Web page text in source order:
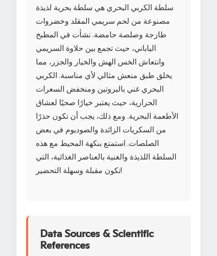
سلطة الكربي البحري هي سلطة بحرية لذيذة
مصنوعة من لحم سريمي المقلد وخضروات
طازجة وصلصة حامضة. نشأت في المطبخ
الياباني، حيث تجمع بين حلاوة السريمي
وانتعاش الخس الهش والخيار والجزر، مما
يخلق طبق منعش مثالي لأي مناسبة. الكربي
البحري غني بالبروتين ومنخفض السعرات
الحرارية، حيث يعتبر خيارًا صحيًا لعشاق
الأطعمة البحرية. ومع ذلك، يجب أن تكون حذرًا
من السكريات الزائدة والصوديوم في بعض
الصلصات. استمتع بنكهة المحيط مع هذه
السلطة اللذيذة والغنية بالعناصر الغذائية، التي
تكون مقبلة وسهلة التحضير!
Data Sources & Scientific
References